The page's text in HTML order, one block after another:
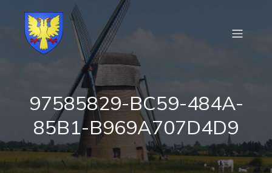
97585829-BC59-484A-
85B1-B969A707D4D9